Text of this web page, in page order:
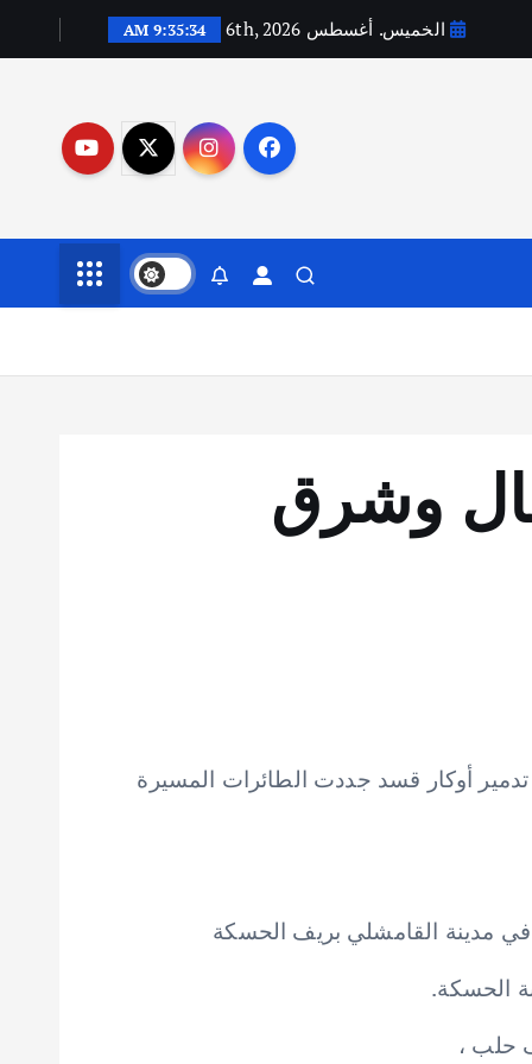
الخميس. أغسطس 6th, 2026 9:35:35 AM
وشرق
الكردستاني بـ 46 ضربة جوية، تواصل تركيا تدمير أوكار قسد جددت الطائرات المسيرة
الحسكة.
حلب ،